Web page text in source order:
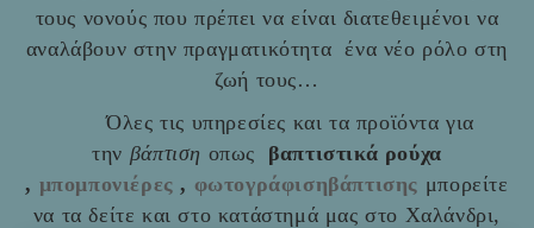
τους νονούς που πρέπει να είναι διατεθειμένοι να
αναλάβουν στην πραγματικότητα ένα νέο ρόλο στη
ζωή τους…
Όλες τις υπηρεσίες και τα προϊόντα για
την βάπτιση οπως
βαπτιστικά ρούχα
, μπομπονιέρες , φωτογράφισηβάπτισης μπορείτε
να τα δείτε και στο κατάστημά μας στο Χαλάνδρι,